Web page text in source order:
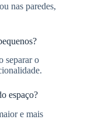
nas paredes,
separar o
espaço?
e mais